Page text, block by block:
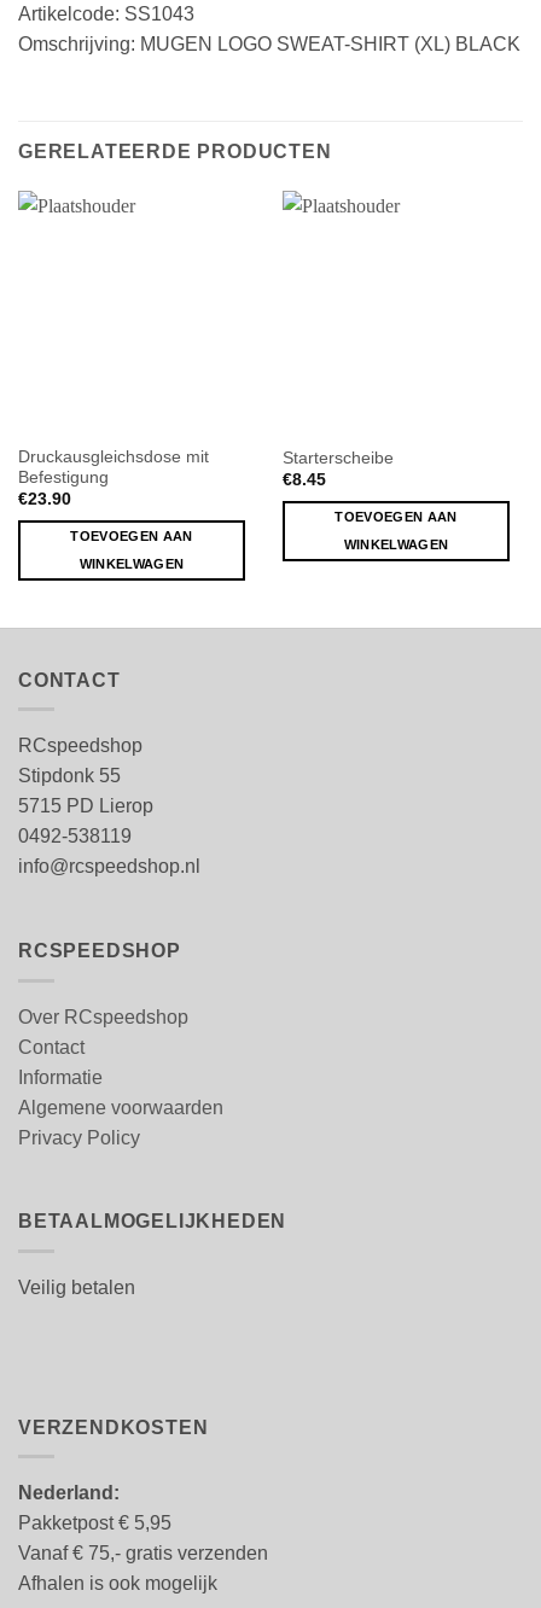
Artikelcode: SS1043
Omschrijving: MUGEN LOGO SWEAT-SHIRT (XL) BLACK
GERELATEERDE PRODUCTEN
Druckausgleichsdose mit
Befestigung
€23.90
TOEVOEGEN AAN
WINKELWAGEN
Starterscheibe
€8.45
TOEVOEGEN AAN
WINKELWAGEN
CONTACT
RCspeedshop
Stipdonk 55
5715 PD Lierop
0492-538119
info@rcspeedshop.nl
RCSPEEDSHOP
Over RCspeedshop
Contact
Informatie
Algemene voorwaarden
Privacy Policy
BETAALMOGELIJKHEDEN
Veilig betalen
VERZENDKOSTEN
Nederland:
Pakketpost € 5,95
Vanaf € 75,- gratis verzenden
Afhalen is ook mogelijk